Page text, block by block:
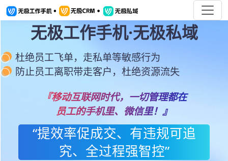
无极工作手机·无极私域
杜绝员工飞单，走私单等敏感行为
防止员工离职带走客户，杜绝资源流失
『移动互联网时代，一切管理都在
员工的手机里、微信里！』
“提效率促成交、有违规可追
究、全过程强智控”